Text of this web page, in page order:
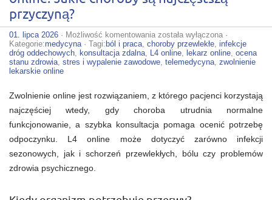
przyczyną?
01. lipca 2026 · Możliwość komentowania Coraz
więcej
osób
korzysta
Jakie
choroby
są
najczęstszą
przyczyną?
została wyłączona ·
Kategorie:medycyna· Tagi: ból i praca, choroby przewlekłe, infekcje
dróg oddechowych, konsultacja zdalna, L4 online, lekarz online, ocena
stanu zdrowia, stres i wypalenie zawodowe, telemedycyna, zwolnienie
lekarskie online
Zwolnienie online jest rozwiązaniem, z którego pacjenci korzystają
najczęściej wtedy, gdy choroba utrudnia normalne
funkcjonowanie, a szybka konsultacja pomaga ocenić potrzebę
odpoczynku. L4 online może dotyczyć zarówno infekcji
sezonowych, jak i schorzeń przewlekłych, bólu czy problemów
zdrowia psychicznego.